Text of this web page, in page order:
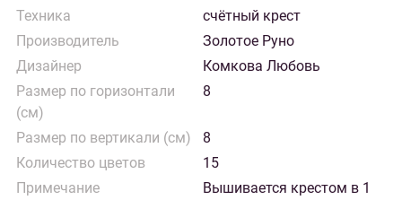
Техника
счётный крест
Производитель
Золотое Руно
Дизайнер
Комкова Любовь
Размер по горизонтали
(см)
8
Размер по вертикали (см)
8
Количество цветов
15
Примечание
Вышивается крестом в 1